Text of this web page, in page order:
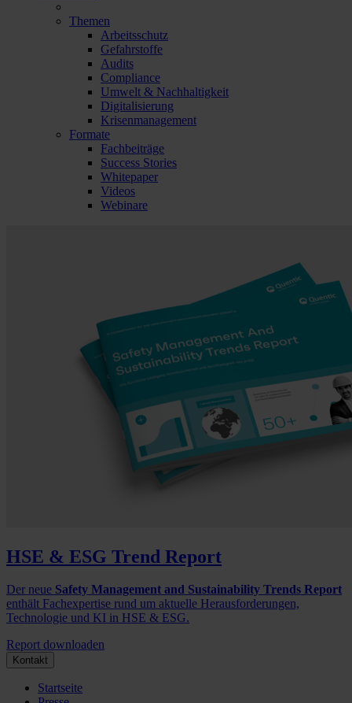
Themen
Arbeitsschutz
Gefahrstoffe
Audits
Compliance
Umwelt & Nachhaltigkeit
Digitalisierung
Krisenmanagement
Formate
Fachbeiträge
Success Stories
Whitepaper
Videos
Webinare
HSE & ESG Trend Report
Der neue Safety Management and Sustainability Trends Report
enthält Fachexpertise rund um aktuelle Herausforderungen,
Technologie und KI in HSE & ESG.
Report downloaden
Kontakt
Startseite